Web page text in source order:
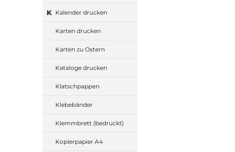
K Kalender drucken
Karten drucken
Karten zu Ostern
Kataloge drucken
Klatschpappen
Klebebänder
Klemmbrett (bedruckt)
Kopierpapier A4